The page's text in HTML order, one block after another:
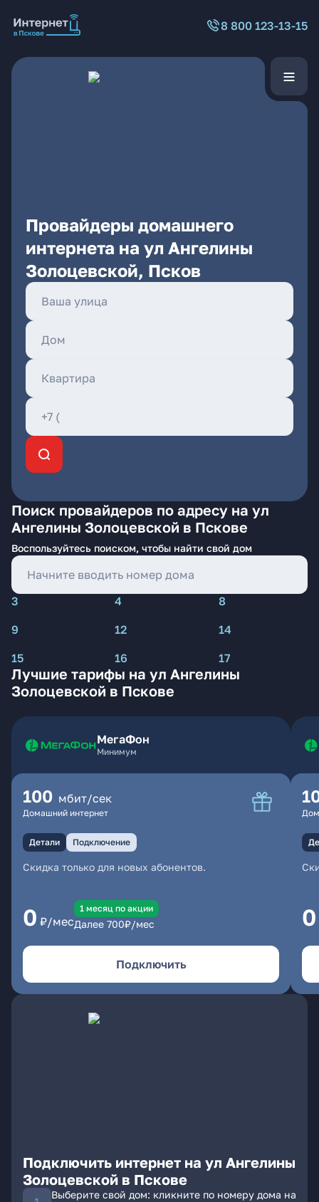
8 800 123-13-15
Провайдеры домашнего
интернета на ул Ангелины
Золоцевской, Псков
Поиск провайдеров по адресу на ул
Ангелины Золоцевской в Пскове
Воспользуйтесь поиском, чтобы найти свой дом
3 4
8
9
12
14
15
16 17
Лучшие тарифы на ул Ангелины
Золоцевской в Пскове
МегаФон
Минимум
100 мбит/сек
Домашний интернет
Детали Подключение
Скидка только для новых абонентов.
0 ₽/мес
1 месяц по акции
Далее 700₽/мес
Подключить
0
Подключить интернет на ул Ангелины
Золоцевской в Пскове
Выберите свой дом: кликните по номеру дома на